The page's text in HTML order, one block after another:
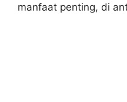
manfaat penting, di